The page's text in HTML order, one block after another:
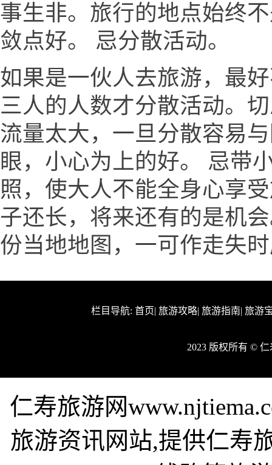
事生非。旅行的地点始终
敛点好。 忌分散活动。
如果是一伙人去旅游，最
三人的人数才分散活动。
流量太大，一旦分散容易
眼，小心为上的好。 忌带
照，使大人不能全身心享
子还长，将来还有的是机
份当地地图，一可作走失
栏目导航: 首页| 旅游攻略| 旅游指南| 旅游
2023 版权所有 ©
仁寿旅游网
旅游资讯网站,提供仁寿